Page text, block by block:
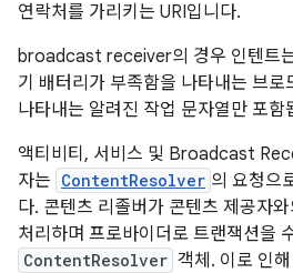
연락처를 가리키는 URI입니다.
broadcast receiver의 경우 인텐트
기 배터리가 부족함을 나타내는 브로
나타내는 알려진 작업 문자열만 포함
액티비티, 서비스 및 Broadcast
자는 ContentResolver 의 요청으
다. 콘텐츠 리졸버가 콘텐츠 제공자
처리하며 프로바이더로 트랜잭션을
ContentResolver 객체. 이로 인